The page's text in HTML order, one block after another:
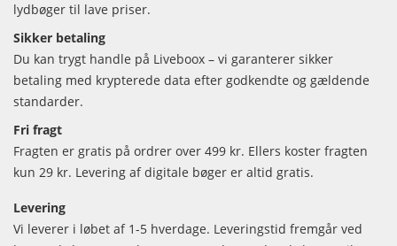
lydbøger til lave priser.
Sikker betaling
Du kan trygt handle på Liveboox – vi garanterer sikker
betaling med krypterede data efter godkendte og gældende
standarder.
Fri fragt
Fragten er gratis på ordrer over 499 kr. Ellers koster fragten
kun 29 kr. Levering af digitale bøger er altid gratis.
Levering
Vi leverer i løbet af 1-5 hverdage. Leveringstid fremgår ved